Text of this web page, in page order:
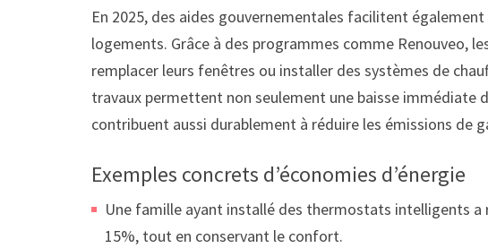
En 2025, des aides gouvernementales facilitent
logements. Grâce à des programmes comme Renouveo,
remplacer leurs fenêtres ou installer des systèmes de
travaux permettent non seulement une baisse immédiate
contribuent aussi durablement à réduire les émissions de
Exemples concrets d’économies d’énergie
Une famille ayant installé des thermostats intelligents
15%, tout en conservant le confort.